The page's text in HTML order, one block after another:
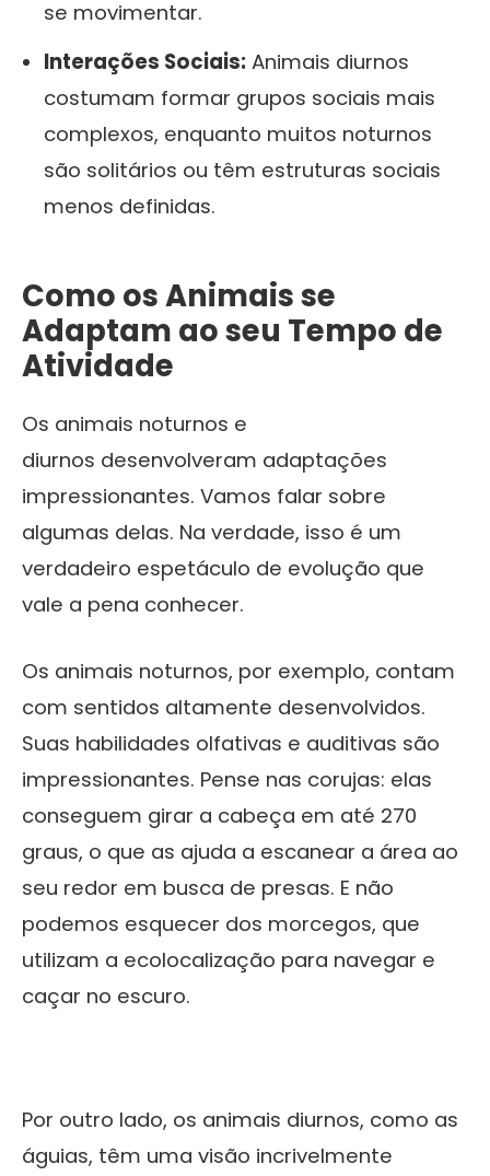
se movimentar.
Interações Sociais: Animais diurnos
costumam formar grupos sociais mais
complexos, enquanto muitos noturnos
são solitários ou têm estruturas sociais
menos definidas.
Como os Animais se
Adaptam ao seu Tempo de
Atividade
Os animais noturnos e
diurnos desenvolveram adaptações
impressionantes. Vamos falar sobre
algumas delas. Na verdade, isso é um
verdadeiro espetáculo de evolução que
vale a pena conhecer.
Os animais noturnos, por exemplo, contam
com sentidos altamente desenvolvidos.
Suas habilidades olfativas e auditivas são
impressionantes. Pense nas corujas: elas
conseguem girar a cabeça em até 270
graus, o que as ajuda a escanear a área ao
seu redor em busca de presas. E não
podemos esquecer dos morcegos, que
utilizam a ecolocalização para navegar e
caçar no escuro.
Por outro lado, os animais diurnos, como as
águias, têm uma visão incrivelmente